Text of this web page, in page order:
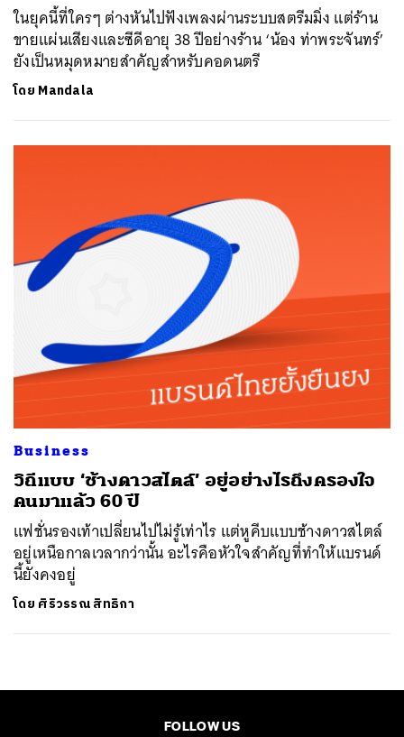
ในยุคนี้ที่ใครๆ ต่างหันไปฟังเพลงผ่านระบบสตรีมมิ่ง แต่ร้าน
ขายแผ่นเสียงและซีดีอายุ 38 ปีอย่างร้าน ‘น้อง ท่าพระจันทร์’
ยังเป็นหมุดหมายสำคัญสำหรับคอดนตรี
โดย Mandala
Business
วิถีแบบ ‘ช้างดาวสไตล์’ อยู่อย่างไรถึงครองใจ
คนมาแล้ว 60 ปี
แฟชั่นรองเท้าเปลี่ยนไปไม่รู้เท่าไร แต่หูคีบแบบช้างดาวสไตล์
อยู่เหนือกาลเวลากว่านั้น อะไรคือหัวใจสำคัญที่ทำให้แบรนด์
นี้ยังคงอยู่
โดย ศิริวรรณ สิทธิกา
FOLLOW US